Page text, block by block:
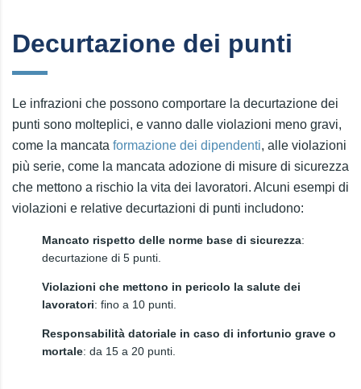
Decurtazione dei punti
Le infrazioni che possono comportare la decurtazione dei
punti sono molteplici, e vanno dalle violazioni meno gravi,
come la mancata formazione dei dipendenti, alle violazioni
più serie, come la mancata adozione di misure di sicurezza
che mettono a rischio la vita dei lavoratori. Alcuni esempi di
violazioni e relative decurtazioni di punti includono:
Mancato rispetto delle norme base di sicurezza:
decurtazione di 5 punti.
Violazioni che mettono in pericolo la salute dei
lavoratori: fino a 10 punti.
Responsabilità datoriale in caso di infortunio grave o
mortale: da 15 a 20 punti.